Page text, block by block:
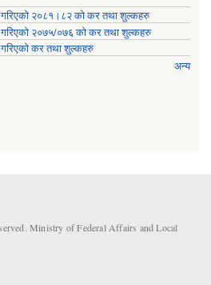
गरिएको २०८१।८२ को कर तथा शुल्कहरु
गरिएको २०७५/०७६ को कर तथा शुल्कहरु
गरिएको कर तथा शुल्कहरु
अन्य
Ministry of Federal Affairs and Local